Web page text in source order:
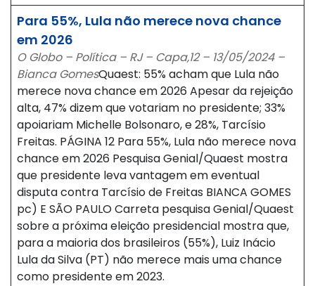
Para 55%, Lula não merece nova chance
em 2026
O Globo – Política – RJ – Capa,12 – 13/05/2024 –
Bianca GomesQuaest: 55% acham que Lula não
merece nova chance em 2026 Apesar da rejeição
alta, 47% dizem que votariam no presidente; 33%
apoiariam Michelle Bolsonaro, e 28%, Tarcísio
Freitas. PÁGINA 12 Para 55%, Lula não merece nova
chance em 2026 Pesquisa Genial/Quaest mostra
que presidente leva vantagem em eventual
disputa contra Tarcísio de Freitas BIANCA GOMES
pc) E SÃO PAULO Carreta pesquisa Genial/Quaest
sobre a próxima eleição presidencial mostra que,
para a maioria dos brasileiros (55%), Luiz Inácio
Lula da Silva (PT) não merece mais uma chance
como presidente em 2023.